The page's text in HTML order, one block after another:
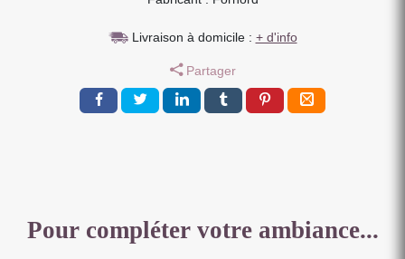
BOIS
42.5
x
42.5
Livraison à domicile : + d'info
Partager
Pour compléter votre ambiance...